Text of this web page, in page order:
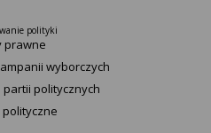
polityki
prawne
wyborczych
politycznych
polityczne